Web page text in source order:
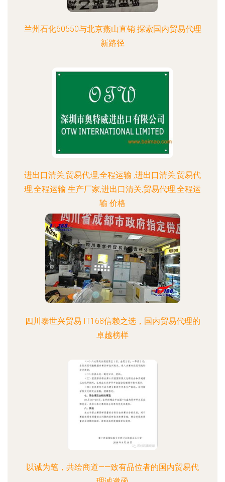
兰州石化60550与北京燕山直销 探索国内贸易代理
新路径
进出口清关,贸易代理,全程运输 ,进出口清关,贸易代
理,全程运输 生产厂家,进出口清关,贸易代理,全程运
输 价格
四川泰世兴贸易 IT168信赖之选，国内贸易代理的
卓越榜样
以诚为笔，共绘商道——致有品位者的国内贸易代